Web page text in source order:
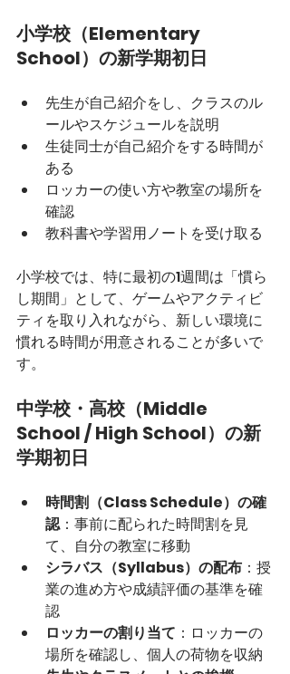
小学校（Elementary
School）の新学期初日
先生が自己紹介をし、クラスのル
ールやスケジュールを説明
生徒同士が自己紹介をする時間が
ある
ロッカーの使い方や教室の場所を
確認
教科書や学習用ノートを受け取る
小学校では、特に最初の1週間は「慣ら
し期間」として、ゲームやアクティビ
ティを取り入れながら、新しい環境に
慣れる時間が用意されることが多いで
す。
中学校・高校（Middle
School / High School）の新
学期初日
時間割（Class Schedule）の確
認：事前に配られた時間割を見
て、自分の教室に移動
シラバス（Syllabus）の配布 ：授
業の進め方や成績評価の基準を確
認
ロッカーの割り当て ：ロッカーの
場所を確認し、個人の荷物を収納